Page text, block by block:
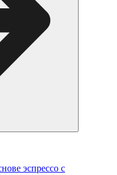
эспрессо с